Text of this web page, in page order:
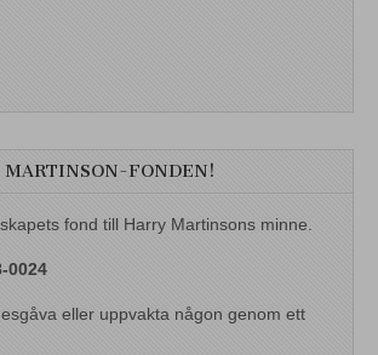
MARTINSON-FONDEN!
fond till Harry Martinsons minne.
0024
eller uppvakta någon genom ett